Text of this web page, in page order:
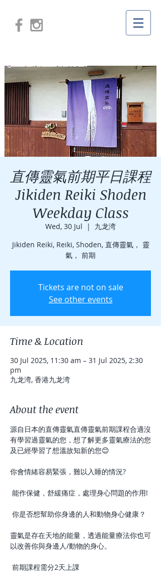
直傳靈氣前期平日課程
Jikiden Reiki Shoden
Weekday Class
Wed, 30 Jul
  |
九龙湾
Jikiden Reiki, Reiki, Shoden, 直傳靈氣， 靈
氣， 前期
Tickets are not on sale
See other events
Time & Location
30 Jul 2025, 11:30 am – 31 Jul 2025, 2:30
pm
九龙湾, 香港九龙湾
About the event
源自日本的直傳靈氣直傳靈氣前期課程合適沒
有學習過靈氣的您，想了解更多靈氣療法的您
及已經學習了想溫故知新的您😊
你會情緒容易緊張，難以入睡的情況?
能作保健，舒緩痛症，處理身心問題的作用!
你是否想幫助你身邊的人和動物身心健康？
靈氣是存在天地的能量，透過能量療法你也可
以改善你與身邊人/動物的身心。
前期課程需分2天上課